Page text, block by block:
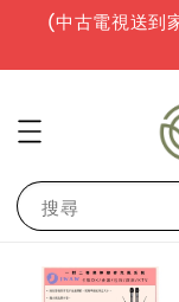
(中古電視送到
搜尋